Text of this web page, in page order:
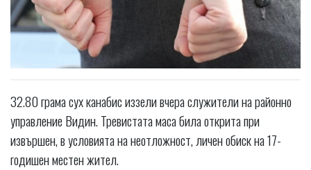
32.80 грама сух канабис иззели вчера служители на районно
управление Видин. Тревистата маса била открита при
извършен, в условията на неотложност, личен обиск на 17-
годишен местен жител.